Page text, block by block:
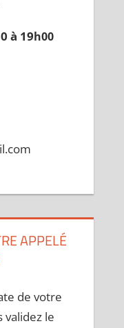
à 19h00
APPELÉ
de votre
validez le